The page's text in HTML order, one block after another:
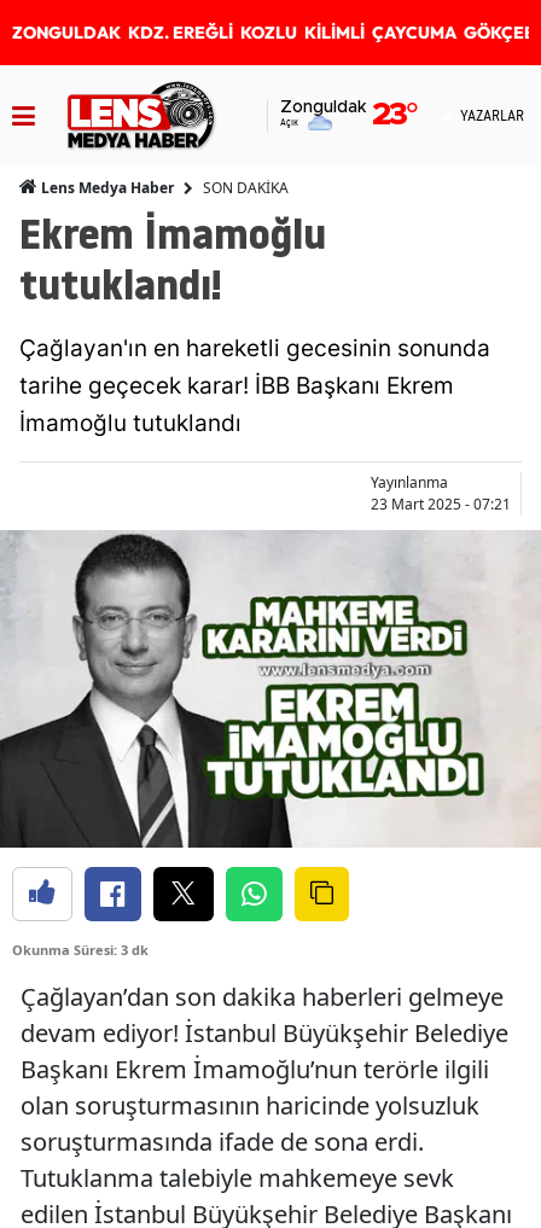
ZONGULDAK KDZ. EREĞLİ KOZLU KİLİMLİ ÇAYCUMA
Zonguldak
Açık 23° YAZARLAR
Lens Medya Haber SON DAKİKA
Ekrem İmamoğlu
tutuklandı!
Çağlayan'ın en hareketli gecesinin sonunda
tarihe geçecek karar! İBB Başkanı Ekrem
İmamoğlu tutuklandı
Yayınlanma
23 Mart 2025 - 07:21
Okunma Süresi: 3 dk
Çağlayan’dan son dakika haberleri gelmeye
devam ediyor! İstanbul Büyükşehir Belediye
Başkanı Ekrem İmamoğlu’nun terörle ilgili
olan soruşturmasının haricinde yolsuzluk
soruşturmasında ifade de sona erdi.
Tutuklanma talebiyle mahkemeye sevk
edilen İstanbul Büyükşehir Belediye Başkanı